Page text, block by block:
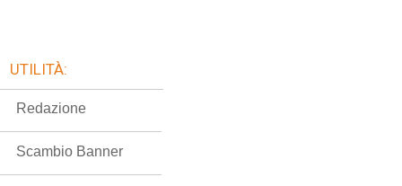
UTILITÀ:
Redazione
Scambio Banner